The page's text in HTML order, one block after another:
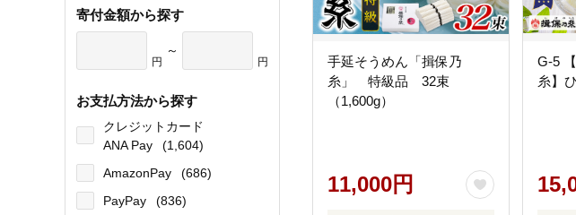
寄付金額から探す
円
～
円
お支払方法から探す
クレジットカード
ANA Pay
(1,604)
AmazonPay
(686)
PayPay
(836)
手延そうめん「揖保乃
糸」 特級品 32束
（1,600g）
11,000円
G-5
糸】